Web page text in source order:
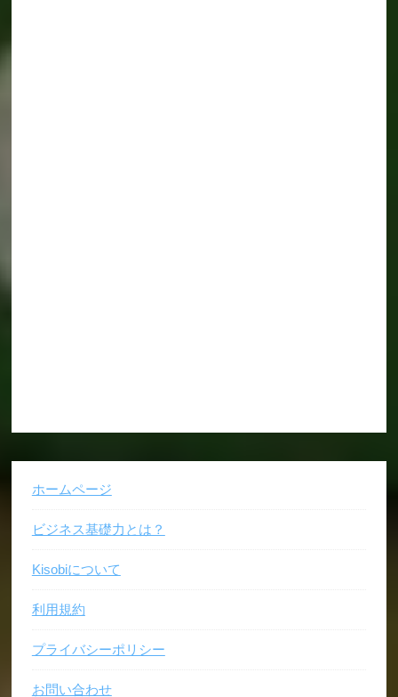
ホームページ
ビジネス基礎力とは？
Kisobiについて
利用規約
プライバシーポリシー
お問い合わせ